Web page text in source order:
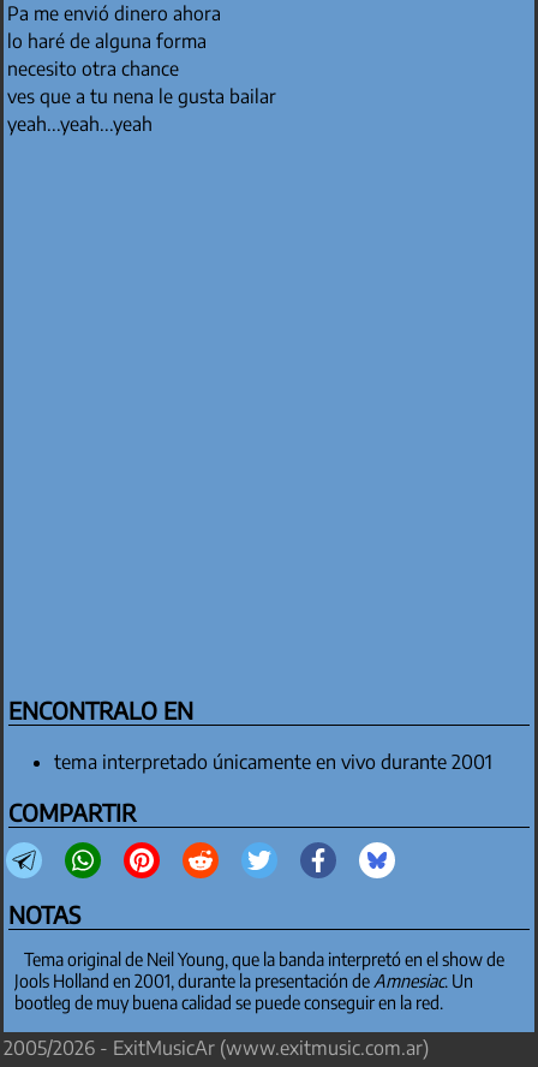
Pa me envió dinero ahora
lo haré de alguna forma
necesito otra chance
ves que a tu nena le gusta bailar
yeah...yeah...yeah
ENCONTRALO EN
tema interpretado únicamente en vivo durante 2001
COMPARTIR
NOTAS
Tema original de Neil Young, que la banda interpretó en el show de
Jools Holland en 2001, durante la presentación de Amnesiac. Un
bootleg de muy buena calidad se puede conseguir en la red.
2005/2026 - ExitMusicAr (www.exitmusic.com.ar)